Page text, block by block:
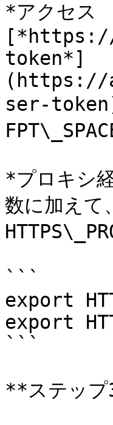
*アクセス
token*]
(https://
ser-token)
*プロキシ
数に加えて
```
export
export
```
**ステッ